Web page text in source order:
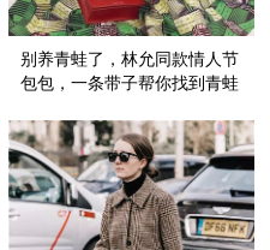
别养青蛙了，林允同款情人节
包包，一条带子帮你找到青蛙